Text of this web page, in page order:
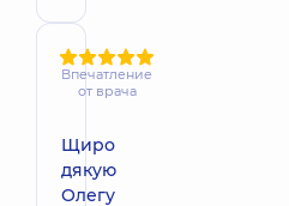
Впечатление
от врача
Щиро
дякую
Олегу